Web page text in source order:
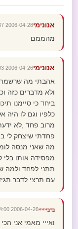
אנונימי2006-04-28 19:55:37
מהממם
אנונימי2006-04-26 15:27:03
אהבתי מה
ולא מדברים כזה
ביחד כי סיימנו
כלפיו וגם לו היה
מרוב פחד ,לא
פחדתי שיצחק לי
מה שאני מנסה
מפסידה אותו בלי
תתני לפחד ולמה
עם תרצי לדבר
ברביייייי2006-04-26 00:34:00
ואייי מאמי אני